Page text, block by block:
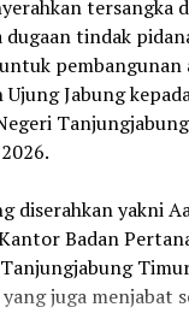
rekrutmen,
sebesar Rp 800
Wahyu
Polda Jambi,
yang disebut
Arif Budimansah
melaporkan
tersangka
tindak
pembangunan
Jabung
diserahkan yakni
Badan
juga menjabat